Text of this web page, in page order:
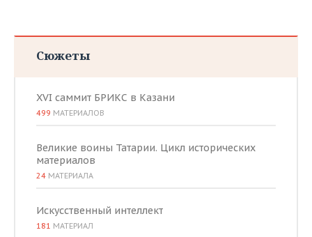
Сюжеты
XVI саммит БРИКС в Казани
499 МАТЕРИАЛОВ
Великие воины Татарии. Цикл исторических
материалов
24 МАТЕРИАЛА
Искусственный интеллект
181 МАТЕРИАЛ